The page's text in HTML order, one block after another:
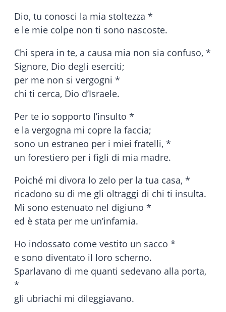
Dio, tu conosci la mia stoltezza *
e le mie colpe non ti sono nascoste.
Chi spera in te, a causa mia non sia confuso, *
Signore, Dio degli eserciti;
per me non si vergogni *
chi ti cerca, Dio d’Israele.
Per te io sopporto l’insulto *
e la vergogna mi copre la faccia;
sono un estraneo per i miei fratelli, *
un forestiero per i figli di mia madre.
Poiché mi divora lo zelo per la tua casa, *
ricadono su di me gli oltraggi di chi ti insulta.
Mi sono estenuato nel digiuno *
ed è stata per me un’infamia.
Ho indossato come vestito un sacco *
e sono diventato il loro scherno.
Sparlavano di me quanti sedevano alla porta,
*
gli ubriachi mi dileggiavano.